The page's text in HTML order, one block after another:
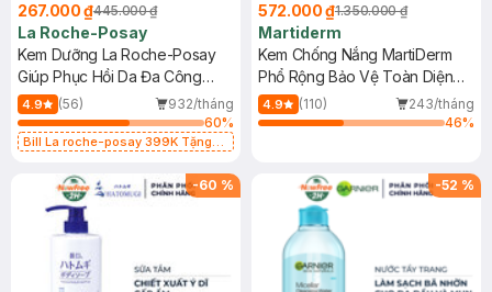
267.000 ₫445.000 ₫
La Roche-Posay
Kem Dưỡng La Roche-Posay
Giúp Phục Hồi Da Đa Công
Dụng 40ml
4.9 (56)
932/tháng
60%
Bill La roche-posay 399K Tặng
(SL có hạn)
572.000 ₫1.350.000 ₫
Martiderm
Kem Chống Nắng MartiDerm
Phổ Rộng Bảo Vệ Toàn Diện
40ml
4.9 (110)
243/tháng
46%
-60 % -52 %